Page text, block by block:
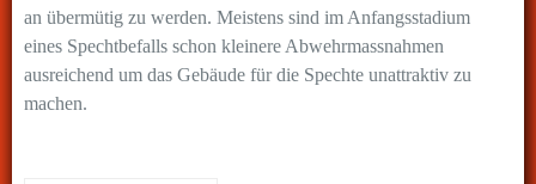
an übermütig zu werden. Meistens sind im Anfangsstadium
eines Spechtbefalls schon kleinere Abwehrmassnahmen
ausreichend um das Gebäude für die Spechte unattraktiv zu
machen.